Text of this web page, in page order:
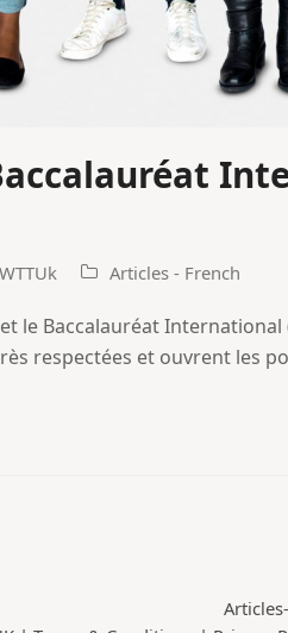
Articles - French
le Baccalauréat
respectées et ouvrent les